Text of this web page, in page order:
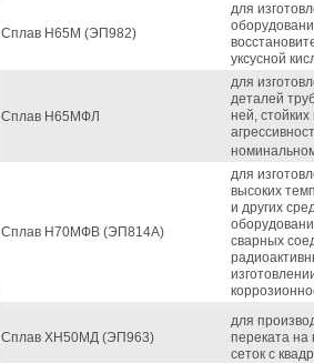
Сплав Н65М (ЭП982)
для
уксусной
Сплав Н65МФЛ
для
деталей
ней,
Сплав Н70МФВ (ЭП814А)
для
высоких
и других
сварных
Сплав ХН50МД (ЭП963)
для
переката на
сеток с